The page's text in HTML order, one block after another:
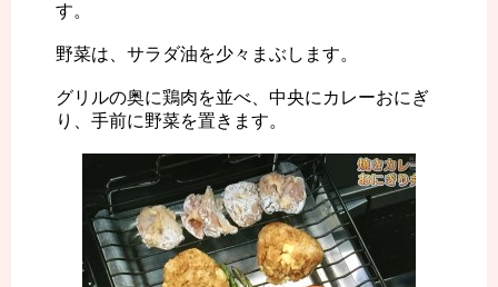
す。
野菜は、サラダ油を少々まぶします。
グリルの奥に鶏肉を並べ、中央にカレーおにぎ
り、手前に野菜を置きます。